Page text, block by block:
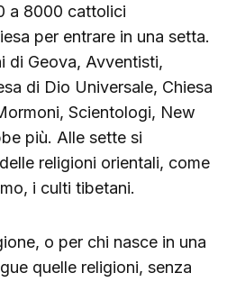
a 8000 cattolici
per entrare in una setta.
di Geova, Avventisti,
di Dio Universale, Chiesa
Scientologi, New
più. Alle sette si
religioni orientali, come
i culti tibetani.
o per chi nasce in una
quelle religioni, senza